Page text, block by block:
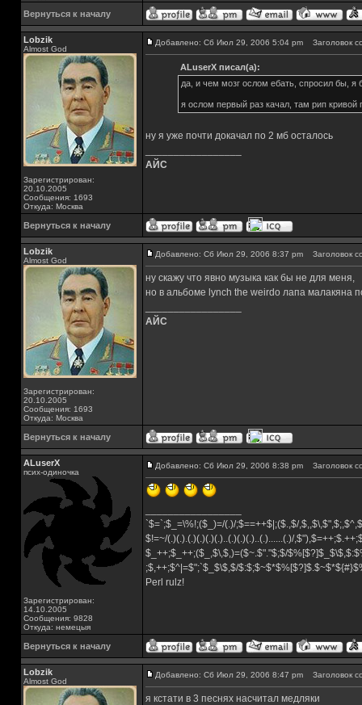
Вернуться к началу
Lobzik
Almost God
Зарегистрирован:
20.10.2005
Сообщения: 1693
Откуда: Москва
Добавлено: Сб Июл 29, 2006 5:04 pm Заголовок
ALuserX писал(а):
да, и чем мозг ослом ебать, спросил бы,
я ослом первый раз качал, там рип кривой
ну я уже почти докачал по 2 мб осталось
АЙС
Вернуться к началу
Lobzik
Almost God
Зарегистрирован:
20.10.2005
Сообщения: 1693
Откуда: Москва
Добавлено: Сб Июл 29, 2006 8:37 pm Заголовок
ну скажу что явно музыка как бы не для меня,
но в альбоме lynch the weirdo лапа малакяна
АЙС
Вернуться к началу
ALuserX
псих-одиночка
Зарегистрирован:
14.10.2005
Сообщения: 9828
Откуда: немецыя
Добавлено: Сб Июл 29, 2006 8:38 pm Заголовок
`$=`;$_=\%!;($_)=/(.)/;$==++$|;($.,$/
$!=~/(.)(.).(.)(.)(.)(.)..(.)(.)(.)..(.)......(.)/
$_++;$_++;($_,$\,$,)=($~.$"."$;$/
;$,++;$^|=$";`$_$\$,$/
Perl rulz!
Вернуться к началу
Lobzik
Almost God
Добавлено: Сб Июл 29, 2006 8:47 pm Заголовок
я кстати в 3 песнях насчитал медляки